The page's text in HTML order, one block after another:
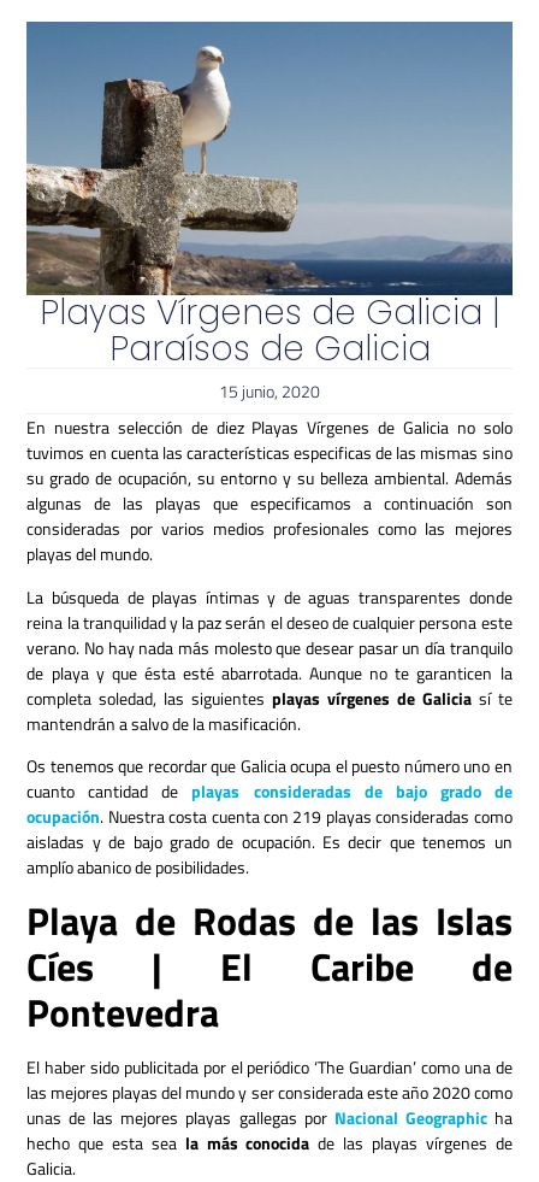
Playas Vírgenes de Galicia |
Paraísos de Galicia
15 junio, 2020
En nuestra selección de diez Playas Vírgenes de Galicia no solo
tuvimos en cuenta las características especificas de las mismas sino
su grado de ocupación, su entorno y su belleza ambiental. Además
algunas de las playas que especificamos a continuación son
consideradas por varios medios profesionales como las mejores
playas del mundo.
La búsqueda de playas íntimas y de aguas transparentes donde
reina la tranquilidad y la paz serán el deseo de cualquier persona este
verano. No hay nada más molesto que desear pasar un día tranquilo
de playa y que ésta esté abarrotada. Aunque no te garanticen la
completa soledad, las siguientesplayas vírgenes de Galiciasí te
mantendrán a salvo de la masificación.
Os tenemos que recordar que Galicia ocupa el puesto número uno en
cuanto cantidad deplayas consideradas de bajo grado de
ocupación. Nuestra costa cuenta con 219 playas consideradas como
aisladas y de bajo grado de ocupación. Es decir que tenemos un
amplío abanico de posibilidades.
Playa de Rodas de las Islas
Cíes | El Caribe de
Pontevedra
El haber sido publicitada por el periódico ‘The Guardian’ como una de
las mejores playas del mundo y ser considerada este año 2020como
unas de las mejores playas gallegas por Nacional Geographicha
hecho que esta seala más conocida de las playas vírgenes de
Galicia.